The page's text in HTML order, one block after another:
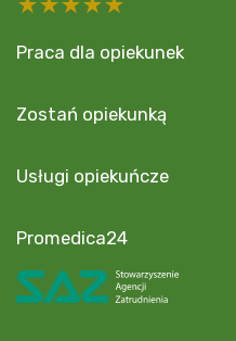
5 stars
4 stars
3 stars
2 stars
Praca dla opiekunek
Zostań opiekunką
Usługi opiekuńcze
Promedica24